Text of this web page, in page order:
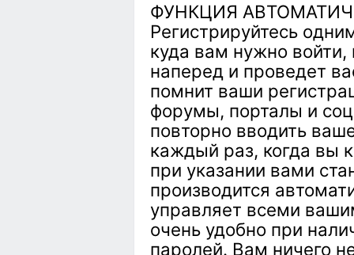
ФУНКЦИЯ
Регистрируйтесь
куда вам нужно
наперед и проведет
помнит ваши
форумы, порталы и
повторно вводить
каждый раз, когда вы
при указании вами
производится
управляет всеми
очень удобно при
паролей. Вам ничего